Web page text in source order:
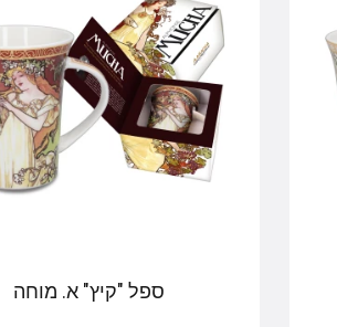
ספל "קיץ" א. מוחה